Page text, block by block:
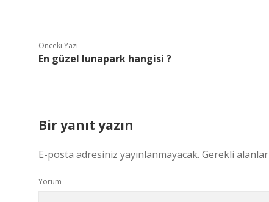
Önceki Yazı
En güzel lunapark hangisi ?
Bir yanıt yazın
E-posta adresiniz yayınlanmayacak. Gerekli alanlar
Yorum